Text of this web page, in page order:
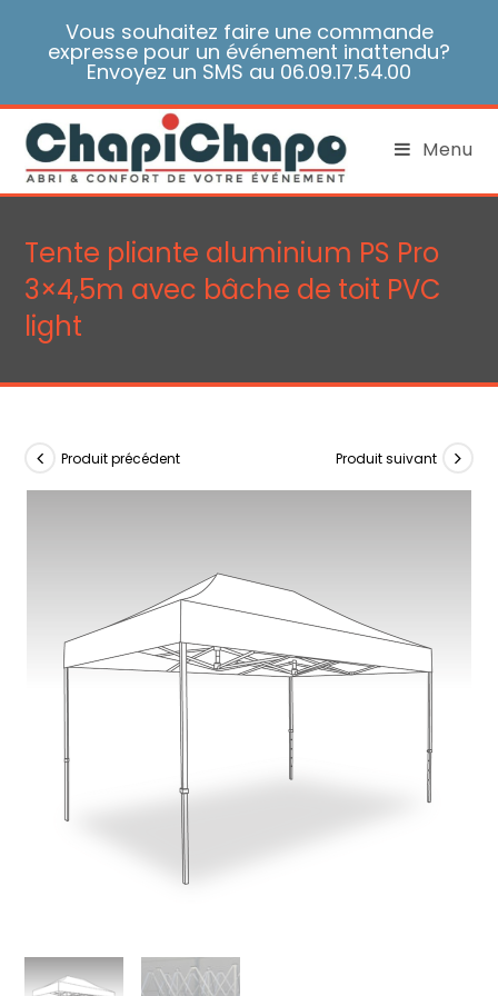
Vous souhaitez faire une commande
expresse pour un événement inattendu?
Envoyez un SMS au 06.09.17.54.00
Menu
Tente pliante aluminium PS Pro
3×4,5m avec bâche de toit PVC
light
Produit précédent Produit suivant